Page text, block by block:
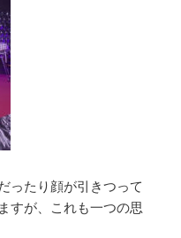
ったり顔が引きつって
すが、これも一つの思